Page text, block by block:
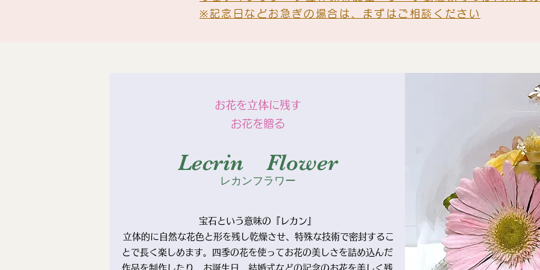
※記念日などお急ぎの場合は、まずはご相談ください
お花を立体に残す
お花を贈る
​Lecrin Flower
レカンフラワー
宝石という意味の『レカン』
立体的に自然な花色と形を残し乾燥させ、特殊な技術で密封するこ
とで長く楽しめます。四季の花を使ってお花の美しさを詰め込んだ
作品を制作したり、お誕生日、結婚式などの記念のお花を美しく残